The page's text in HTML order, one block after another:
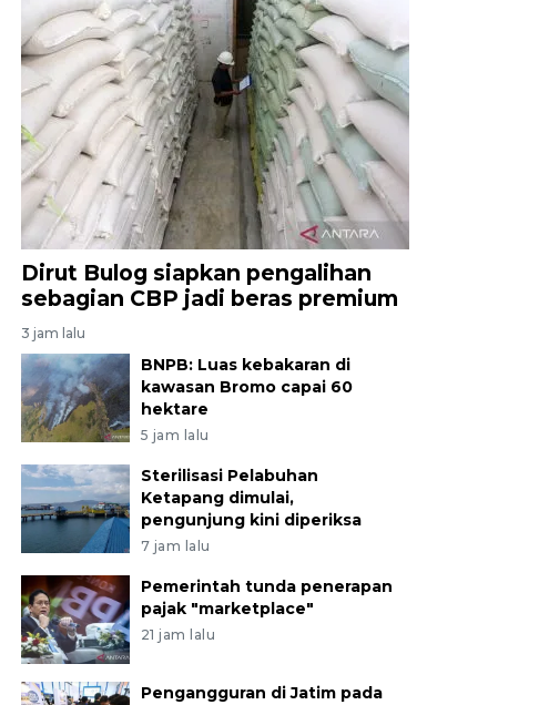
Dirut Bulog siapkan pengalihan
sebagian CBP jadi beras premium
3 jam lalu
BNPB: Luas kebakaran di
kawasan Bromo capai 60
hektare
5 jam lalu
Sterilisasi Pelabuhan
Ketapang dimulai,
pengunjung kini diperiksa
7 jam lalu
Pemerintah tunda penerapan
pajak "marketplace"
21 jam lalu
Pengangguran di Jatim pada